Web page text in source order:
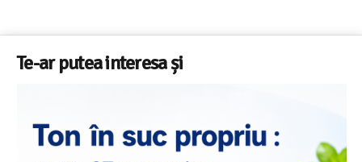
Te-ar putea interesa și